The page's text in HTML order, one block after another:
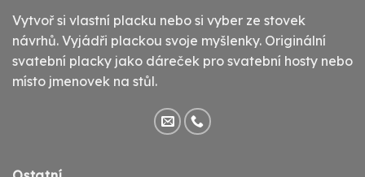
Vytvoř si vlastní placku nebo si vyber ze stovek
návrhů. Vyjádři plackou svoje myšlenky. Originální
svatební placky jako dáreček pro svatební hosty nebo
místo jmenovek na stůl.